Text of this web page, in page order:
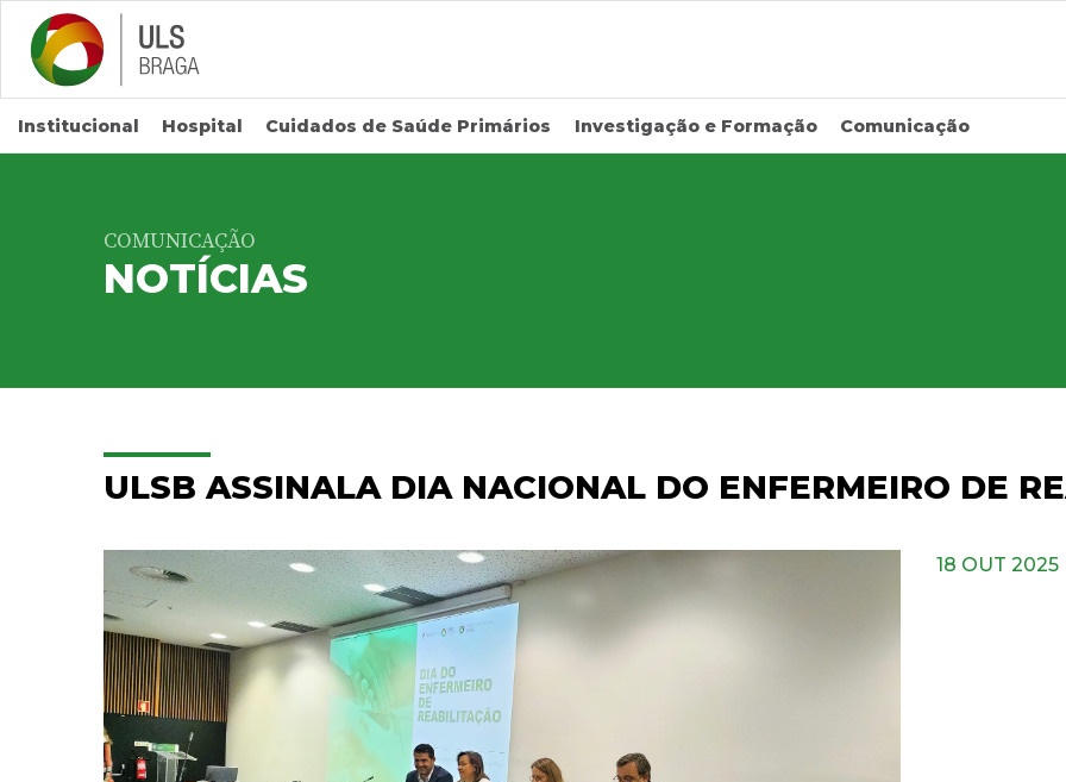
Saltar para conteúdo principal
Institucional Hospital Cuidados de Saúde Primários Investigação e Formação Comunicação
COMUNICAÇÃO
NOTÍCIAS
ULSB ASSINALA DIA NACIONAL DO ENFERMEIRO DE
18 OUT 2025